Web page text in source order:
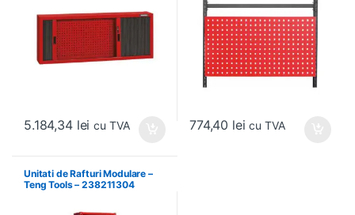
5.184,34 lei cu TVA 774,40 lei cu TVA
Unitati de Rafturi Modulare –
Teng Tools – 238211304